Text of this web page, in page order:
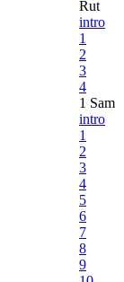
Rut
intro
1
2
3
4
1 Sam
intro
1
2
3
4
5
6
7
8
9